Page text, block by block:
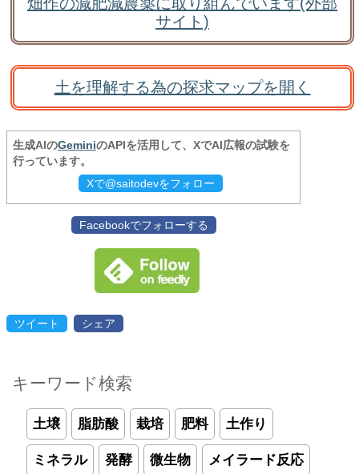
サイト)
土を理解する為の探求マップを開く
生成AIのGeminiのAPIを活用して、XでAI広報の試験を
行っています。
Xで@saitodevをフォロー
Facebookでフォローする
ツイート シェア
キーワード検索
土壌 脂肪酸 栽培 肥料 土作り
ミネラル 発酵 微生物 メイラード反応